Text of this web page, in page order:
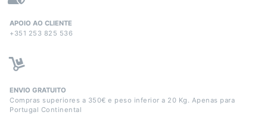
APOIO AO CLIENTE
+351 253 825 536
ENVIO GRATUITO
Compras superiores a 350€ e peso inferior a 20 Kg. Apenas para
Portugal Continental